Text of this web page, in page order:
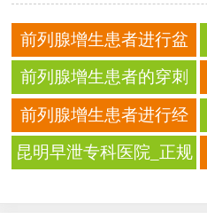
前列腺增生患者进行盆
底肌训练的最佳周期
前列腺增生患者的穿刺
检查会有后遗症吗
前列腺增生患者进行经
直肠超声的检查费用
昆明早泄专科医院_正规